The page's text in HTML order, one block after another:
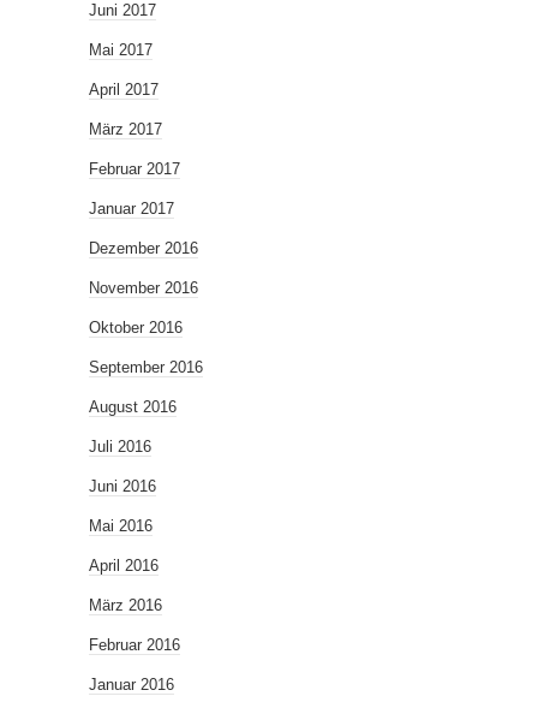
Juni 2017
Mai 2017
April 2017
März 2017
Februar 2017
Januar 2017
Dezember 2016
November 2016
Oktober 2016
September 2016
August 2016
Juli 2016
Juni 2016
Mai 2016
April 2016
März 2016
Februar 2016
Januar 2016